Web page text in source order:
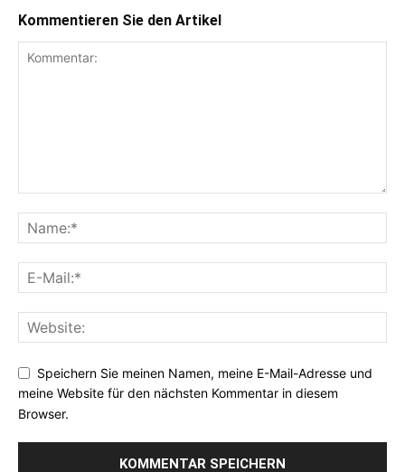
Kommentieren Sie den Artikel
Speichern Sie meinen Namen, meine E-Mail-Adresse und
meine Website für den nächsten Kommentar in diesem
Browser.